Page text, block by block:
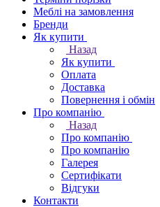
Меблі на замовлення
Бренди
Як купити
Назад
Як купити
Оплата
Доставка
Повернення і обмін
Про компанію
Назад
Про компанію
Про компанію
Галерея
Сертифікати
Відгуки
Контакти